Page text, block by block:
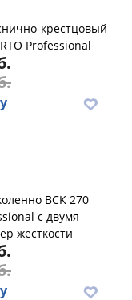
крестцовый
Professional
BCK 270
с двумя
жесткости